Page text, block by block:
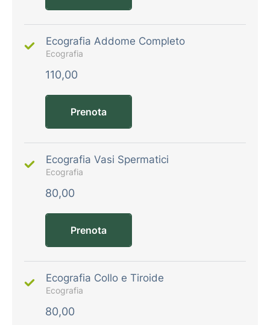
Ecografia Addome Completo
Ecografia
110,00
Prenota
Ecografia Vasi Spermatici
Ecografia
80,00
Prenota
Ecografia Collo e Tiroide
Ecografia
80,00